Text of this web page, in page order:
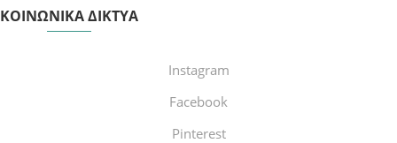
ΚΟΙΝΩΝΙΚΑ ΔΙΚΤΥΑ
Instagram
Facebook
Pinterest